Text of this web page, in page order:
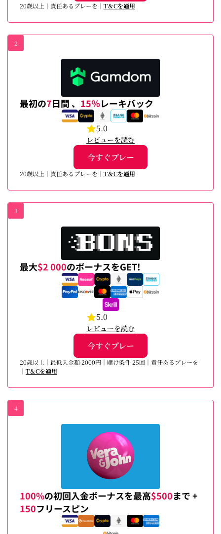
20歳以上｜責任あるプレーを｜ T＆Cを適用
2
最初の7日間 、 15％レーキバック
5.0
レビューを読む
今すぐプレー
20歳以上｜責任あるプレーを｜ T＆Cを適用
3
最大$2 000のボーナスをGET!
5.0
レビューを読む
今すぐプレー
20歳以上｜最低入金額 2000円｜賭け条件 25回｜責任あるプレーを
｜ T＆Cを適用
4
100%の初回入金ボーナスを最高$500まで +
150フリースピン